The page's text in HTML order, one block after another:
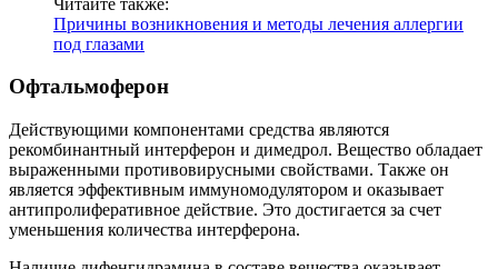
Причины возникновения и методы лечения аллергии
под глазами
Офтальмоферон
Действующими компонентами средства являются
рекомбинантный интерферон и димедрол. Вещество обладает
выраженными противовирусными свойствами. Также он
является эффективным иммуномодулятором и оказывает
антипролиферативное действие. Это достигается за счет
уменьшения количества интерферона.